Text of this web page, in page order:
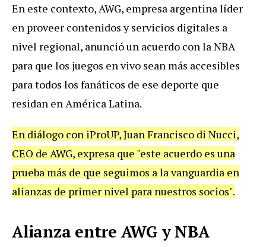
En este contexto, AWG, empresa argentina líder
en proveer contenidos y servicios digitales a
nivel regional, anunció un acuerdo con la NBA
para que los juegos en vivo sean más accesibles
para todos los fanáticos de ese deporte que
residan en América Latina.
En diálogo con iProUP, Juan Francisco di Nucci,
CEO de AWG, expresa que "este acuerdo es una
prueba más de que seguimos a la vanguardia en
alianzas de primer nivel para nuestros socios".
Alianza entre AWG y NBA